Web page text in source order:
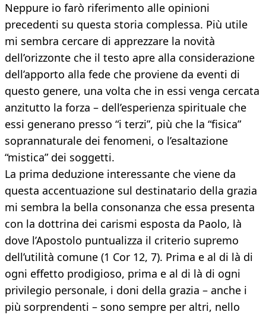
Neppure io farò riferimento alle opinioni
precedenti su questa storia complessa. Più utile
mi sembra cercare di apprezzare la novità
dell’orizzonte che il testo apre alla considerazione
dell’apporto alla fede che proviene da eventi di
questo genere, una volta che in essi venga cercata
anzitutto la forza – dell’esperienza spirituale che
essi generano presso “i terzi”, più che la “fisica”
soprannaturale dei fenomeni, o l’esaltazione
“mistica” dei soggetti.
La prima deduzione interessante che viene da
questa accentuazione sul destinatario della grazia
mi sembra la bella consonanza che essa presenta
con la dottrina dei carismi esposta da Paolo, là
dove l’Apostolo puntualizza il criterio supremo
dell’utilità comune (1 Cor 12, 7). Prima e al di là di
ogni effetto prodigioso, prima e al di là di ogni
privilegio personale, i doni della grazia – anche i
più sorprendenti – sono sempre per altri, nello